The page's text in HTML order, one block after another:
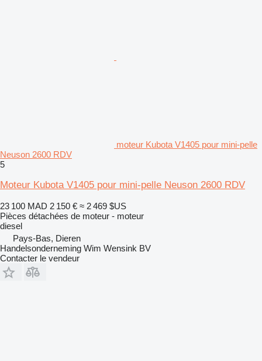
moteur Kubota V1405 pour mini-pelle
Neuson 2600 RDV
5
Moteur Kubota V1405 pour mini-pelle Neuson 2600 RDV
23 100 MAD 2 150 € ≈ 2 469 $US
Pièces détachées de moteur - moteur
diesel
Pays-Bas, Dieren
Handelsonderneming Wim Wensink BV
Contacter le vendeur